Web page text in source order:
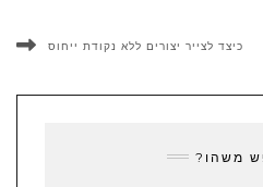
כיצד לצייר יצורים ללא נקודת ייחוס
משהו?